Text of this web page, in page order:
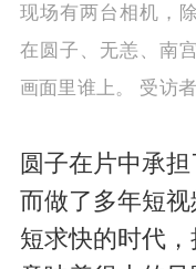
现场有两台相机，
在圆子、无恙、南
画面里谁上。 受访
圆子在片中承
而做了多年短
短求快的时代，